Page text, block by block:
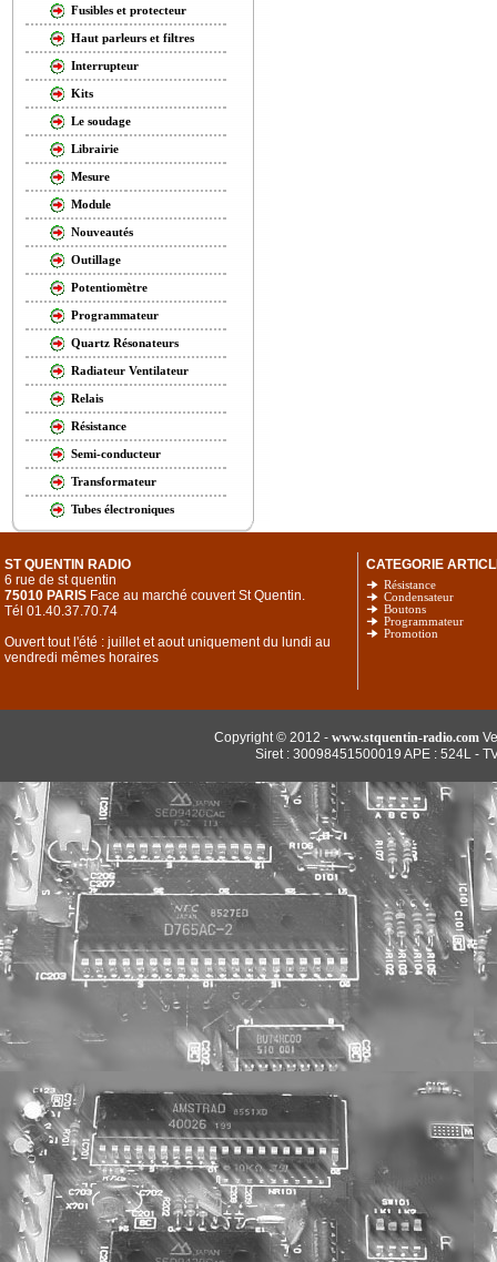
Fusibles et protecteur
Haut parleurs et filtres
Interrupteur
Kits
Le soudage
Librairie
Mesure
Module
Nouveautés
Outillage
Potentiomètre
Programmateur
Quartz Résonateurs
Radiateur Ventilateur
Relais
Résistance
Semi-conducteur
Transformateur
Tubes électroniques
ST QUENTIN RADIO
6 rue de st quentin
75010 PARIS Face au marché couvert St Quentin.
Tél 01.40.37.70.74
Ouvert tout l'été : juillet et aout uniquement du lundi au
vendredi mêmes horaires
CATEGORIE
Résistance
Condensateur
Boutons
Programmateur
Promotion
Copyright © 2012 - www.stquentin-radio.com
Siret : 30098451500019 APE : 524L -